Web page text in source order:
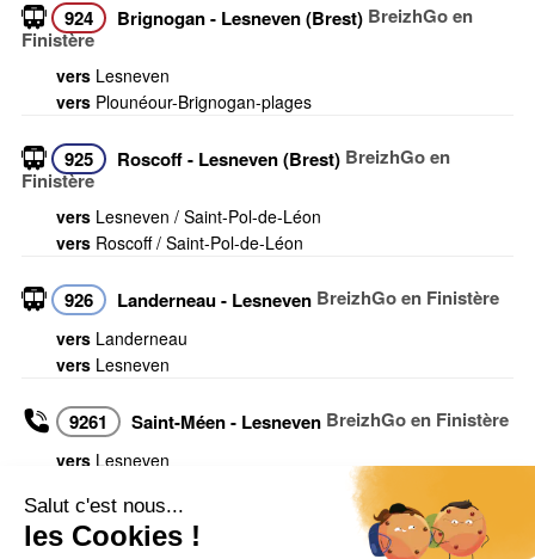
924 Brignogan - Lesneven (Brest) BreizhGo en
Finistère
vers Lesneven
vers Plounéour-Brignogan-plages
925 Roscoff - Lesneven (Brest) BreizhGo en
Finistère
vers Lesneven / Saint-Pol-de-Léon
vers Roscoff / Saint-Pol-de-Léon
926 Landerneau - Lesneven BreizhGo en Finistère
vers Landerneau
vers Lesneven
9261 Saint-Méen - Lesneven BreizhGo en Finistère
vers Lesneven
Voir toutes les infos trafic